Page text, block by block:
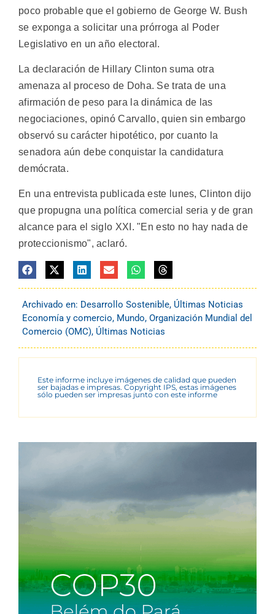
poco probable que el gobierno de George W. Bush
se exponga a solicitar una prórroga al Poder
Legislativo en un año electoral.
La declaración de Hillary Clinton suma otra
amenaza al proceso de Doha. Se trata de una
afirmación de peso para la dinámica de las
negociaciones, opinó Carvallo, quien sin embargo
observó su carácter hipotético, por cuanto la
senadora aún debe conquistar la candidatura
demócrata.
En una entrevista publicada este lunes, Clinton dijo
que propugna una política comercial seria y de gran
alcance para el siglo XXI. "En esto no hay nada de
proteccionismo", aclaró.
Archivado en: Desarrollo Sostenible, Últimas Noticias
Economía y comercio, Mundo, Organización Mundial del
Comercio (OMC), Últimas Noticias
Este informe incluye imágenes de calidad que pueden
ser bajadas e impresas. Copyright IPS, estas imágenes
sólo pueden ser impresas junto con este informe